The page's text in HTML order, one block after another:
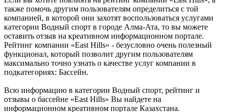
также помочь другим пользователям определиться с той
компанией, в которой они захотят воспользоваться услугами
категории Водный спорт в городе Алма-Ата, то вы можете
оставить отзыв на креативном информационном портале.
Рейтинг компании «East Hills» - безусловно очень полезный
функционал, который позволит другим пользователям
максимально точно узнать о качестве услуг компании в
подкатегориях: Бассейн.
Всю информацию в категории Водный спорт, рейтинг и
отзывы о бассейне «East Hills» Вы найдете на
информационном креативном портале Казахстана.